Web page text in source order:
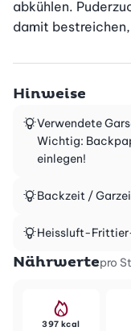
abkühlen.
damit
Hinweise
Verwendete
Wichtig:
einlegen!
Backzeit /
Heissluft-
Nährwertepro
397 kcal